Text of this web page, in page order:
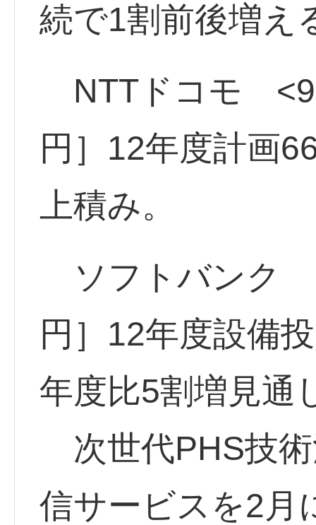
続で1割前後増え
NTTドコモ
円］12年度計画
上積み。
ソフトバンク
円］12年度設備
年度比5割増見通
次世代PHS技
信サービスを2月